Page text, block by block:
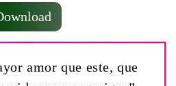
amor que este, que